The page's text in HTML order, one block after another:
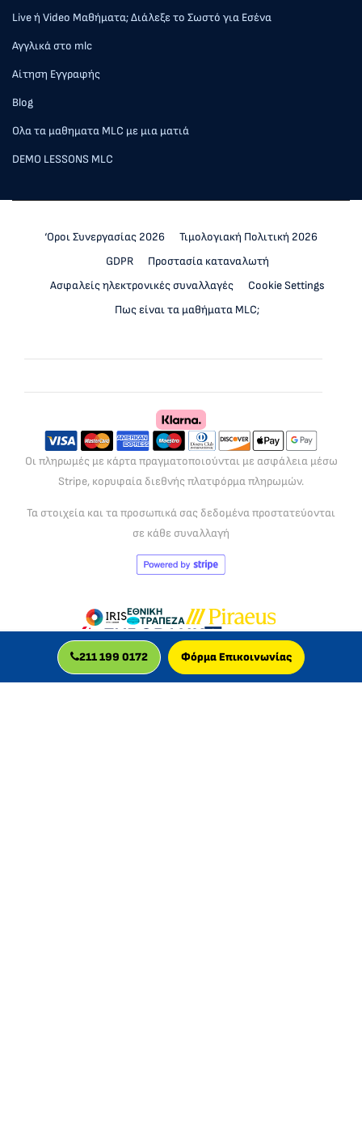
Live ή Video Μαθήματα; Διάλεξε το Σωστό για Εσένα
Αγγλικά στο mlc
Αίτηση Εγγραφής
Blog
Ολα τα μαθηματα MLC με μια ματιά
DEMO LESSONS MLC
‘Οροι Συνεργασίας 2026
Τιμολογιακή Πολιτική 2026
GDPR
Προστασία καταναλωτή
Ασφαλείς ηλεκτρονικές συναλλαγές
Cookie Settings
Πως είναι τα μαθήματα MLC;
Οι πληρωμές με κάρτα πραγματοποιούνται με ασφάλεια μέσω
Stripe, κορυφαία διεθνής πλατφόρμα πληρωμών.
Τα στοιχεία και τα προσωπικά σας δεδομένα προστατεύονται
σε κάθε συναλλαγή
211 199 0172 Φόρμα Επικοινωνίας